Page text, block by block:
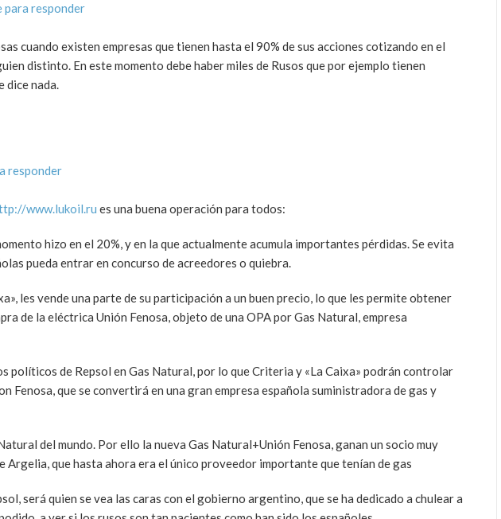
para responder
cuando existen empresas que tienen hasta el 90% de sus acciones cotizando en el
distinto. En este momento debe haber miles de Rusos que por ejemplo tienen
dice nada.
responder
www.lukoil.ru es una buena operación para todos:
hizo en el 20%, y en la que actualmente acumula importantes pérdidas. Se evita
pueda entrar en concurso de acreedores o quiebra.
les vende una parte de su participación a un buen precio, lo que les permite obtener
de la eléctrica Unión Fenosa, objeto de una OPA por Gas Natural, empresa
políticos de Repsol en Gas Natural, por lo que Criteria y «La Caixa» podrán controlar
Fenosa, que se convertirá en una gran empresa española suministradora de gas y
del mundo. Por ello la nueva Gas Natural+Unión Fenosa, ganan un socio muy
Argelia, que hasta ahora era el único proveedor importante que tenían de gas
será quien se vea las caras con el gobierno argentino, que se ha dedicado a chulear a